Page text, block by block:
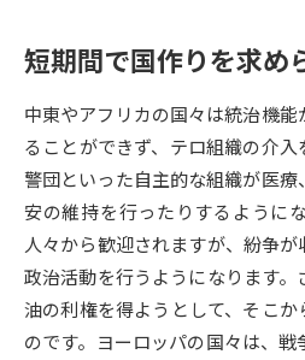
デジタルパンフレット
新学年スタート号特集ページ
（高3生用）
SELFBRAND特集ページ
オープンキャンパスなどを調べ
オープンキャンパス検索
短期間で国作りを求め
中東やアフリカの国々は統治機
ることができず、テロ組織の介
警団といった自主的な組織が医
安の維持を行ったりするように
人々から歓迎されますが、紛争
政治活動を行うようになります
油の利権を得ようとして、そこ
のです。ヨーロッパの国々は、